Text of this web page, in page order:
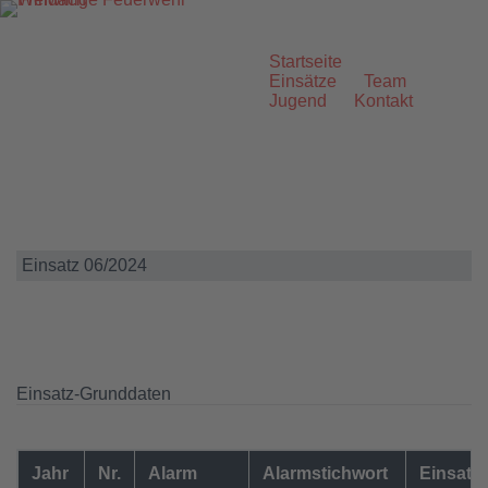
Zum
Startseite
Einsätze
Team
Jugend
Kontakt
Einsatz 06/2024
Einsatz-Grunddaten
Jahr Nr. Alarm Alarmstichwort